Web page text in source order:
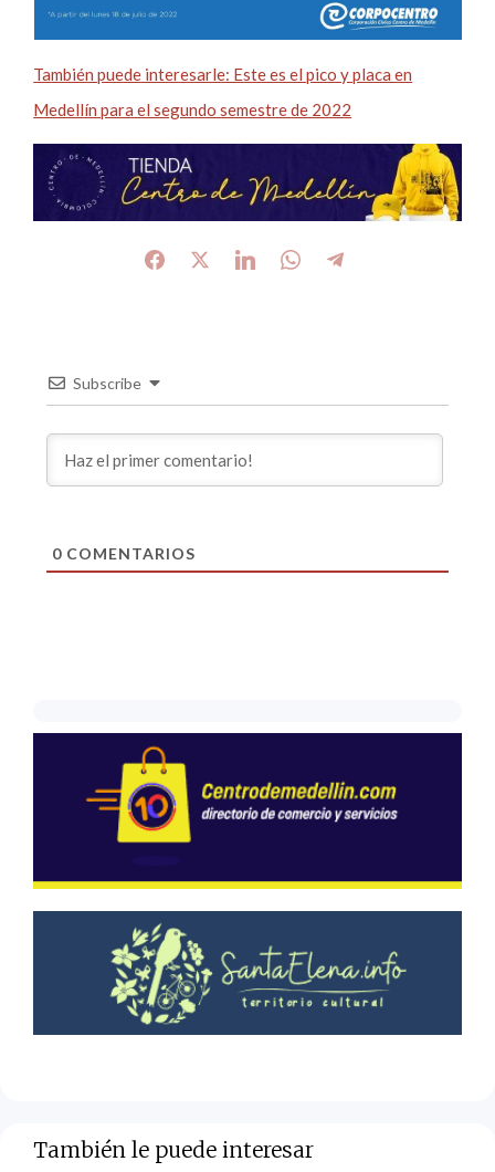
También puede interesarle: Este es el pico y placa en
Medellín para el segundo semestre de 2022
Subscribe
0COMENTARIOS
También le puede interesar